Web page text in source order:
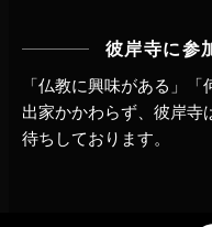
彼岸寺に参
「仏教に興味がある」
出家かかわらず、 彼岸寺
待ちしております。